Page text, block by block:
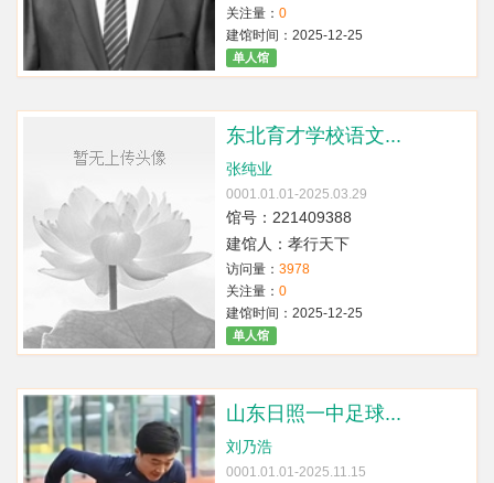
关注量： 0
建馆时间：2025-12-25
单人馆
东北育才学校语文...
张纯业
0001.01.01-2025.03.29
馆号：221409388
建馆人：孝行天下
访问量： 3978
关注量： 0
建馆时间：2025-12-25
单人馆
山东日照一中足球...
刘乃浩
0001.01.01-2025.11.15